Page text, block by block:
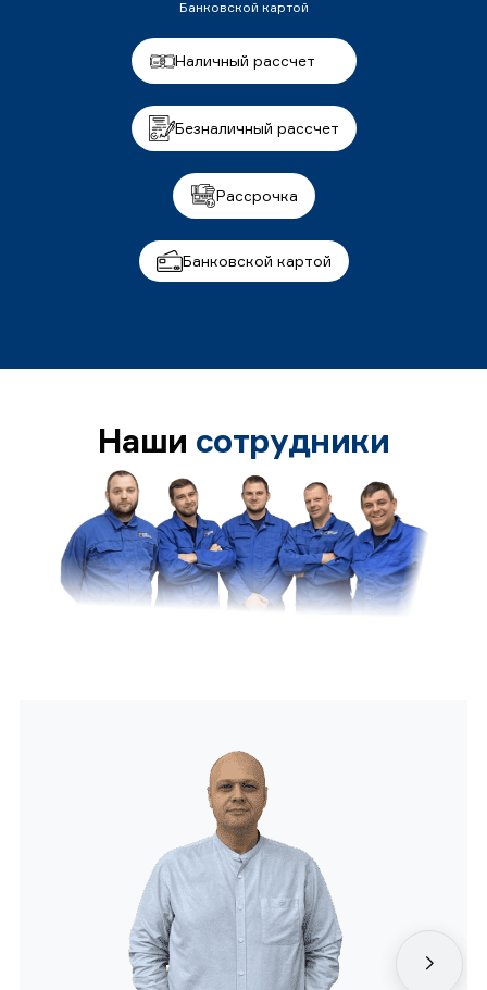
Банковской картой
Наличный рассчет
Безналичный рассчет
Рассрочка
Банковской картой
Наши сотрудники